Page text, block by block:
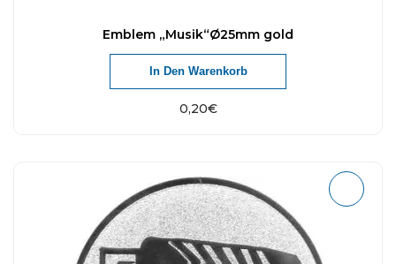
Emblem „Musik“Ø25mm gold
0,20€
In Den Warenkorb